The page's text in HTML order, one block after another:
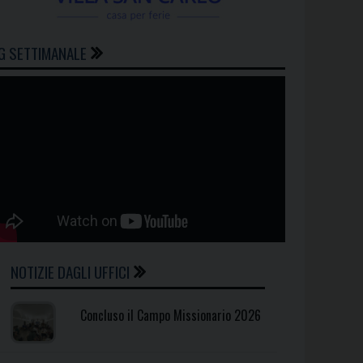
SETTIMANALE
NOTIZIE DAGLI UFFICI
Concluso il Campo Missionario 2026